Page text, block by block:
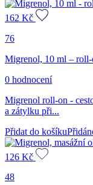
162 Kč
76
Migrenol, 10 ml – roll-
0 hodnocení
Migrenol roll-on -
a zátylku při...
Přidat do košíku
126 Kč
48